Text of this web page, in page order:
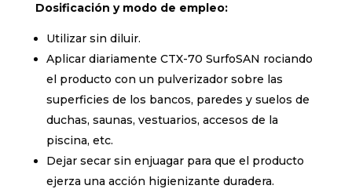
Dosificación y modo de empleo:
Utilizar sin diluir.
Aplicar diariamente CTX-70 SurfoSAN rociando
el producto con un pulverizador sobre las
superficies de los bancos, paredes y suelos de
duchas, saunas, vestuarios, accesos de la
piscina, etc.
Dejar secar sin enjuagar para que el producto
ejerza una acción higienizante duradera.